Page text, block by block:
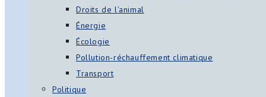
Droits de l’animal
Énergie
Écologie
Pollution-réchauffement climatique
Transport
Politique